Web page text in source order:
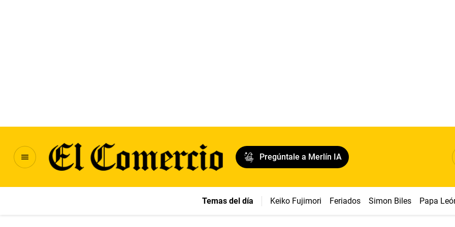
Pregúntale a Merlín IA
Temas del día Keiko Fujimori Feriados Simon Biles Papa